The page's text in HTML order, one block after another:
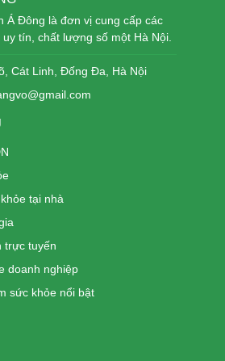
Á Đông là đơn vị cung cấp các
tín, chất lượng số một Hà Nội.
Cát Linh, Đống Đa, Hà Nội
tại nhà
trực tuyến
doanh nghiệp
sức khỏe nổi bật